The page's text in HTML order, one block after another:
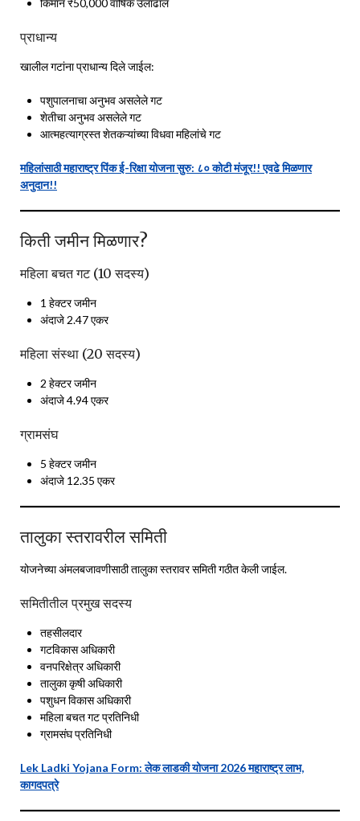
प्राधान्य
खालील गटांना प्राधान्य दिले जाईल:
पशुपालनाचा अनुभव असलेले गट
शेतीचा अनुभव असलेले गट
आत्महत्याग्रस्त शेतकऱ्यांच्या विधवा महिलांचे गट
महिलांसाठी महाराष्ट्र पिंक ई-रिक्षा योजना सुरु: ८० कोटी मंजूर!! एवढे मिळणार
अनुदान!!
किती जमीन मिळणार?
महिला बचत गट (10 सदस्य)
1 हेक्टर जमीन
अंदाजे 2.47 एकर
महिला संस्था (20 सदस्य)
2 हेक्टर जमीन
अंदाजे 4.94 एकर
ग्रामसंघ
5 हेक्टर जमीन
अंदाजे 12.35 एकर
तालुका स्तरावरील समिती
योजनेच्या अंमलबजावणीसाठी तालुका स्तरावर समिती गठीत केली जाईल.
समितीतील प्रमुख सदस्य
तहसीलदार
गटविकास अधिकारी
वनपरिक्षेत्र अधिकारी
तालुका कृषी अधिकारी
पशुधन विकास अधिकारी
महिला बचत गट प्रतिनिधी
ग्रामसंघ प्रतिनिधी
Lek Ladki Yojana Form: लेक लाडकी योजना 2026 महाराष्ट्र लाभ,
कागदपत्रे